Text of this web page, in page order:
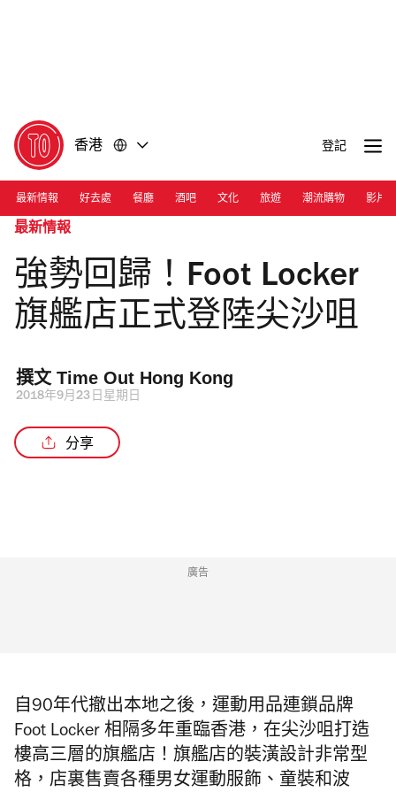
香港 登記
最新情報 好去處 餐廳 酒吧 文化 旅遊 潮流購物 影片
最新情報
強勢回歸！Foot Locker
旗艦店正式登陸尖沙咀
撰文 Time Out Hong Kong
2018年9月23日星期日
分享
廣告
自90年代撤出本地之後，運動用品連鎖品牌
Foot Locker 相隔多年重臨香港，在尖沙咀打造
樓高三層的旗艦店！旗艦店的裝潢設計非常型
格，店裏售賣各種男女運動服飾、童裝和波